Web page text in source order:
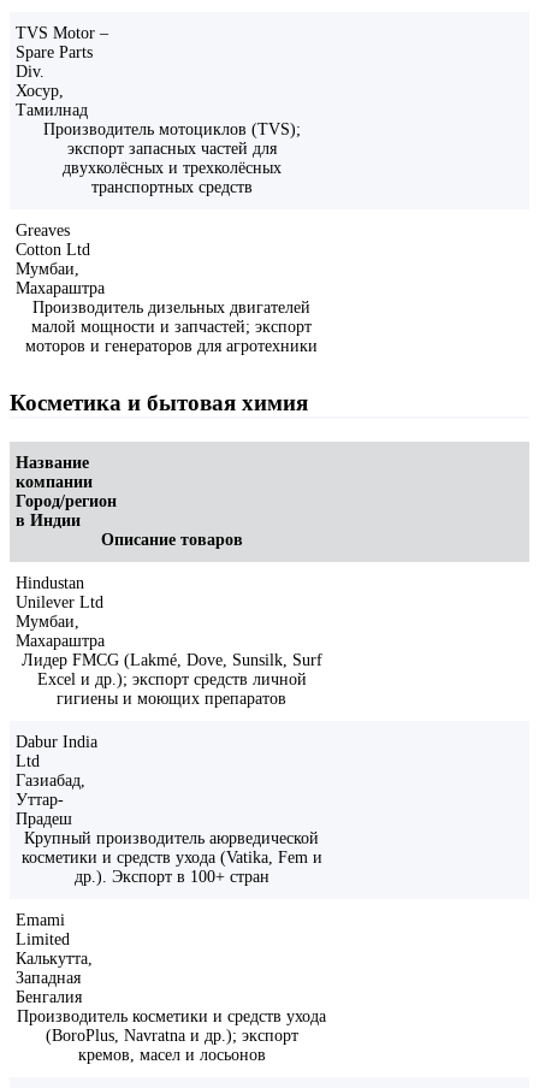
TVS Motor –
Spare Parts
Div.
Хосур,
Тамилнад
Производитель мотоциклов (TVS);
экспорт запасных частей для
двухколёсных и трехколёсных
транспортных средств
Greaves
Cotton Ltd
Мумбаи,
Махараштра
Производитель дизельных двигателей
малой мощности и запчастей; экспорт
моторов и генераторов для агротехники
Косметика и бытовая химия
Название
компании
Город/регион
в Индии
Описание товаров
Hindustan
Unilever Ltd
Мумбаи,
Махараштра
Лидер FMCG (Lakmé, Dove, Sunsilk, Surf
Excel и др.); экспорт средств личной
гигиены и моющих препаратов
Dabur India
Ltd
Газиабад,
Уттар-
Прадеш
Крупный производитель аюрведической
косметики и средств ухода (Vatika, Fem и
др.). Экспорт в 100+ стран
Emami
Limited
Калькутта,
Западная
Бенгалия
Производитель косметики и средств ухода
(BoroPlus, Navratna и др.); экспорт
кремов, масел и лосьонов